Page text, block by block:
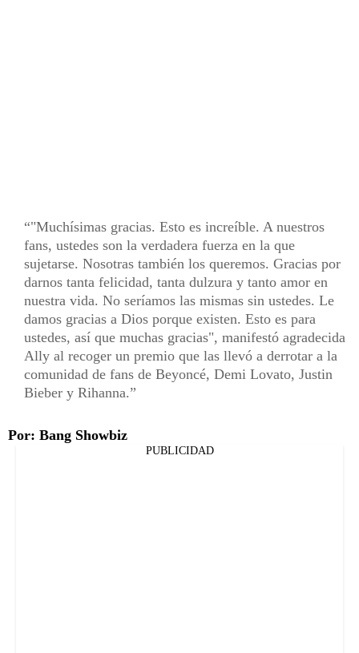
"Muchísimas gracias. Esto es increíble. A nuestros
fans, ustedes son la verdadera fuerza en la que
sujetarse. Nosotras también los queremos. Gracias por
darnos tanta felicidad, tanta dulzura y tanto amor en
nuestra vida. No seríamos las mismas sin ustedes. Le
damos gracias a Dios porque existen. Esto es para
ustedes, así que muchas gracias", manifestó agradecida
Ally al recoger un premio que las llevó a derrotar a la
comunidad de fans de Beyoncé, Demi Lovato, Justin
Bieber y Rihanna.
Por: Bang Showbiz
PUBLICIDAD